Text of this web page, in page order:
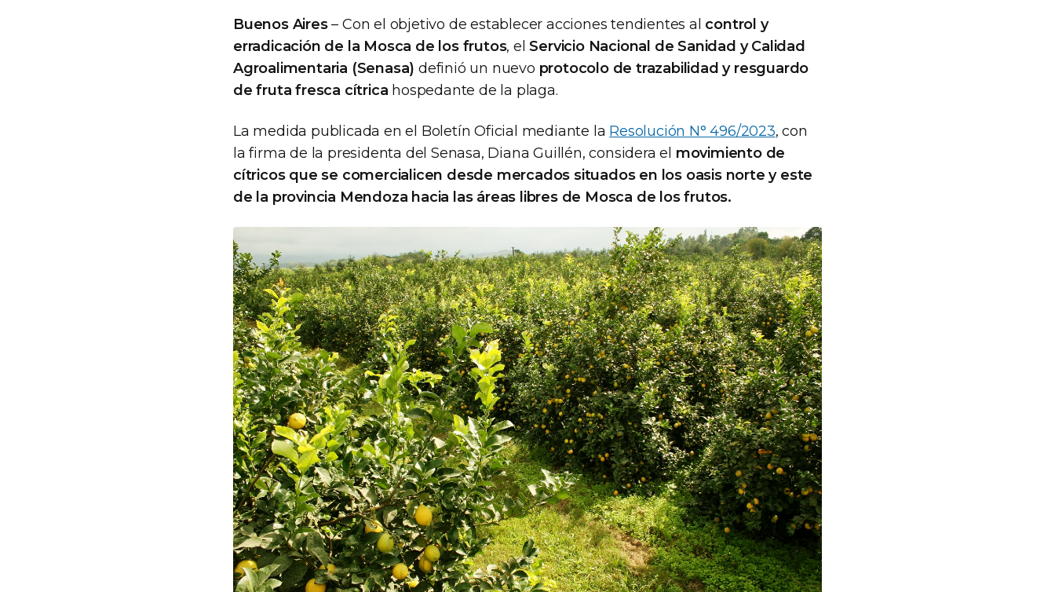
Buenos Aires– Con el objetivo de establecer acciones tendientes al control y
erradicación de la Mosca de los frutos, elServicio Nacional de Sanidad y Calidad
Agroalimentaria (Senasa) definió un nuevo protocolo de trazabilidad y resguardo
de fruta fresca cítrica hospedante de la plaga.
La medida publicada en el Boletín Oficial mediante la Resolución N° 496/2023, con
la firma de la presidenta del Senasa, Diana Guillén, considera el movimiento de
cítricos que se comercialicen desde mercados situados en los oasis norte y este
de la provincia Mendoza hacia las áreas libres de Mosca de los frutos.